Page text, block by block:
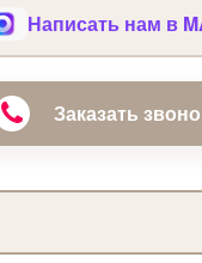
Написать нам в
Заказать